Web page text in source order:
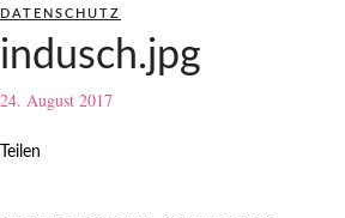
DATENSCHUTZ
indusch.jpg
24. August 2017
Teilen